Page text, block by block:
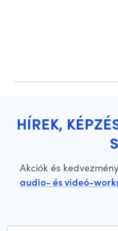
HÍREK,
Akciók és
audio- és videó-